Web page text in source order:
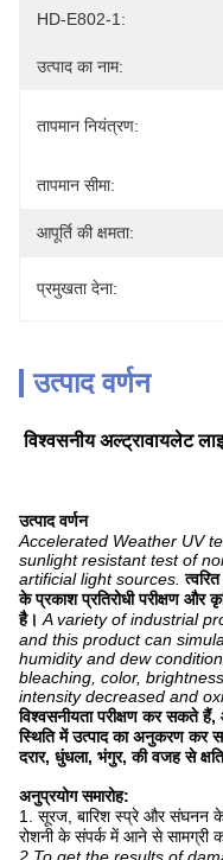
HD-E802-1:
उत्पाद का नाम:
तापमान नियंत्रण:
तापमान सीमा:
आपूर्ति की क्षमता:
प्रमुखता देना:
उत्पाद वर्णन
विश्वसनीय अल्ट्रावायलेट
उत्पाद वर्णन
Accelerated Weather UV
sunlight resistant test of
artificial light sources.
के प्रकाश प्रतिरोधी परीक्षण और
है। A variety of industrial
and this product can
humidity and dew
bleaching, color,
intensity decreased and
विश्वसनीयता परीक्षण कर सकते
स्थिति में उत्पाद का अनुकरण कर
दरार, धुंधला, भंगुर, की वजह से
अनुप्रयोग समारोह:
1. सूरज, बारिश स्प्रे और संघनन
रोशनी के संपर्क में आने से सामग्री